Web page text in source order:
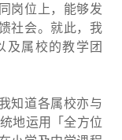
岗位上，能够发
社会。就此，我
及属校的教学团
知道各属校亦与
地运用「全方位